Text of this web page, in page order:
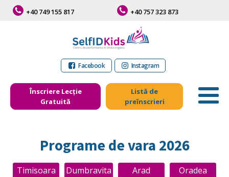
+40 749 155 817 +40 757 323 873
Facebook Instagram
Înscriere Lecție
Gratuită
Listă de
preînscrieri
Programe de vara 2026
Timisoara Dumbravita Arad Oradea